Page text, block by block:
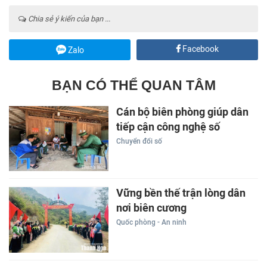
Chia sẻ ý kiến của bạn ...
Zalo Facebook
BẠN CÓ THỂ QUAN TÂM
Cán bộ biên phòng giúp dân
tiếp cận công nghệ số
Chuyển đổi số
Vững bền thế trận lòng dân
nơi biên cương
Quốc phòng - An ninh